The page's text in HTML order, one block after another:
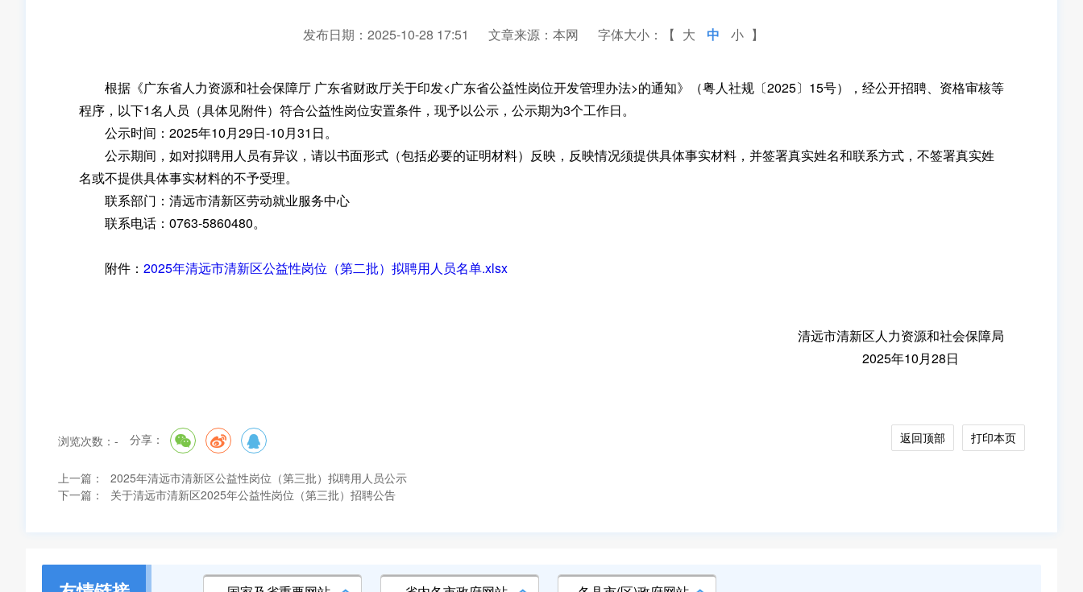
发布日期：2025-10-28 17:51 文章来源：本网 字体大小：【 大 中 小 】
根据《广东省人力资源和社会保障厅 广东省财政厅关于印发<广东省公益性岗位开发管理办法>的通知》（粤人社规〔2025〕15号），经公开招聘、资格审核等
程序，以下1名人员（具体见附件）符合公益性岗位安置条件，现予以公示，公示期为3个工作日。
公示时间：2025年10月29日-10月31日。
公示期间，如对拟聘用人员有异议，请以书面形式（包括必要的证明材料）反映，反映情况须提供具体事实材料，并签署真实姓名和联系方式，不签署真实姓
名或不提供具体事实材料的不予受理。
联系部门：清远市清新区劳动就业服务中心
联系电话：0763-5860480。
附件： 2025年清远市清新区公益性岗位（第二批）拟聘用人员名单.xlsx
清远市清新区人力资源和社会保障局
2025年10月28日
浏览次数： - 分享： 返回顶部 打印本页
上一篇：
2025年清远市清新区公益性岗位（第三批）拟聘用人员公示
下一篇：
关于清远市清新区2025年公益性岗位（第三批）招聘公告